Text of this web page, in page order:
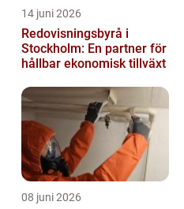
14 juni 2026
Redovisningsbyrå i
Stockholm: En partner för
hållbar ekonomisk tillväxt
08 juni 2026